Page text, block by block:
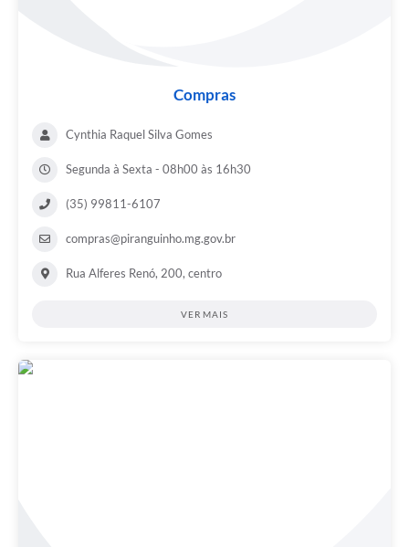
Compras
Cynthia Raquel Silva Gomes
Segunda à Sexta - 08h00 às 16h30
(35) 99811-6107
compras@piranguinho.mg.gov.br
Rua Alferes Renó, 200, centro
VER MAIS